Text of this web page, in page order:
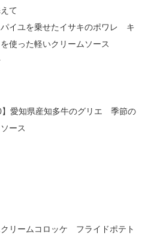
て
パイユを乗せたイサキのポワレ キ
使った軽いクリームソース
】愛知県産知多牛のグリエ 季節の
ース
クリームコロッケ フライドポテト